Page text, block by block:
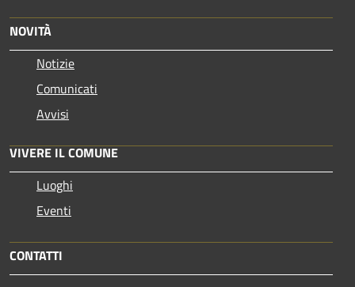
NOVITÀ
Notizie
Comunicati
Avvisi
VIVERE IL COMUNE
Luoghi
Eventi
CONTATTI